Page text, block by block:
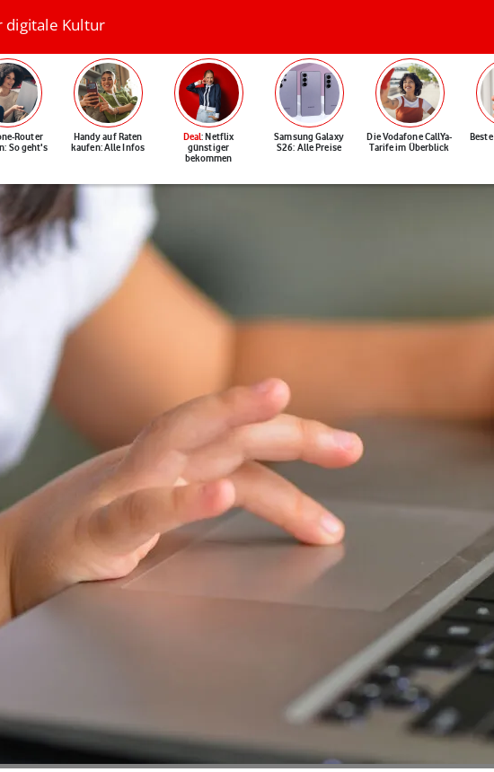
digitale Kultur
Router
So geht's
Handy auf Raten
kaufen: Alle Infos
Deal: Netflix
günstiger
bekommen
Samsung Galaxy
S26: Alle Preise
Die Vodafone CallYa-
Tarife im Überblick